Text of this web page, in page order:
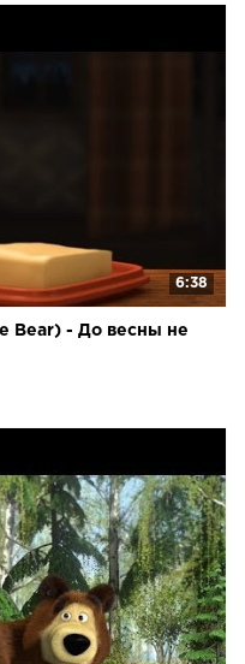
6:38
Bear) - До весны не